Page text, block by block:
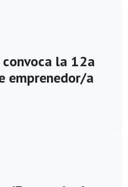
convoca la 12a
emprenedor/a